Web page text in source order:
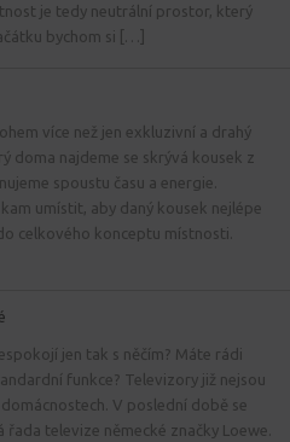
je tedy neutrální prostor, který
bychom si […]
více než jen exkluzivní a drahý
doma najdeme se skrývá kousek z
spoustu času a energie.
umístit, aby daný kousek nejlépe
celkového konceptu místnosti.
jen tak s něčím? Máte rádi
funkce? Televizory již nejsou
V poslední době se
televize německé značky Loewe.